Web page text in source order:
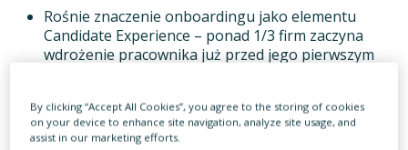
Rośnie znaczenie onboardingu jako elementu
Candidate Experience – ponad 1/3 firm zaczyna
wdrożenie pracownika już przed jego pierwszym
W dobie cyfryzacji – mimo dostępu do wielu
narzędzi i kanałów komunikacji – dbanie o wrażenia
By clicking “Accept All Cookies”, you agree to the storing of cookies
on your device to enhance site navigation, analyze site usage, and
assist in our marketing efforts.